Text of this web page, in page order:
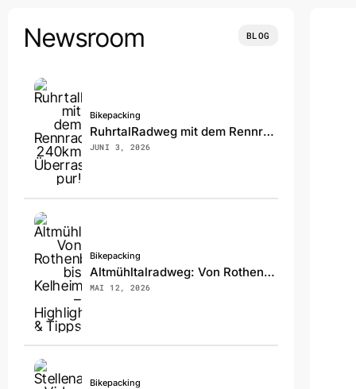
contentNewsroom BLOG
Bikepacking
RuhrtalRadweg mit dem Rennrad: 240km Überraschung pur!
JUNI 3, 2026
Bikepacking
Altmühltalradweg: Von Rothenburg bis Kelheim – Highlights & Tipps
MAI 12, 2026
Bikepacking